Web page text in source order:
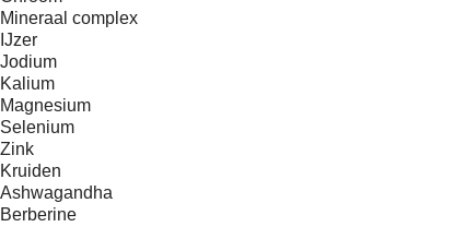
Mineraal complex
IJzer
Jodium
Kalium
Magnesium
Selenium
Zink
Kruiden
Ashwagandha
Berberine